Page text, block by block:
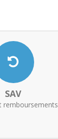
SAV
remboursements